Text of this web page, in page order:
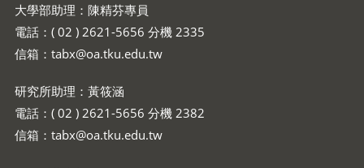
大學部助理：陳精芬專員
電話：( 02 ) 2621-5656 分機 2335
信箱： tabx@oa.tku.edu.tw
研究所助理：黃筱涵
電話：( 02 ) 2621-5656 分機 2382
信箱： tabx@oa.tku.edu.tw